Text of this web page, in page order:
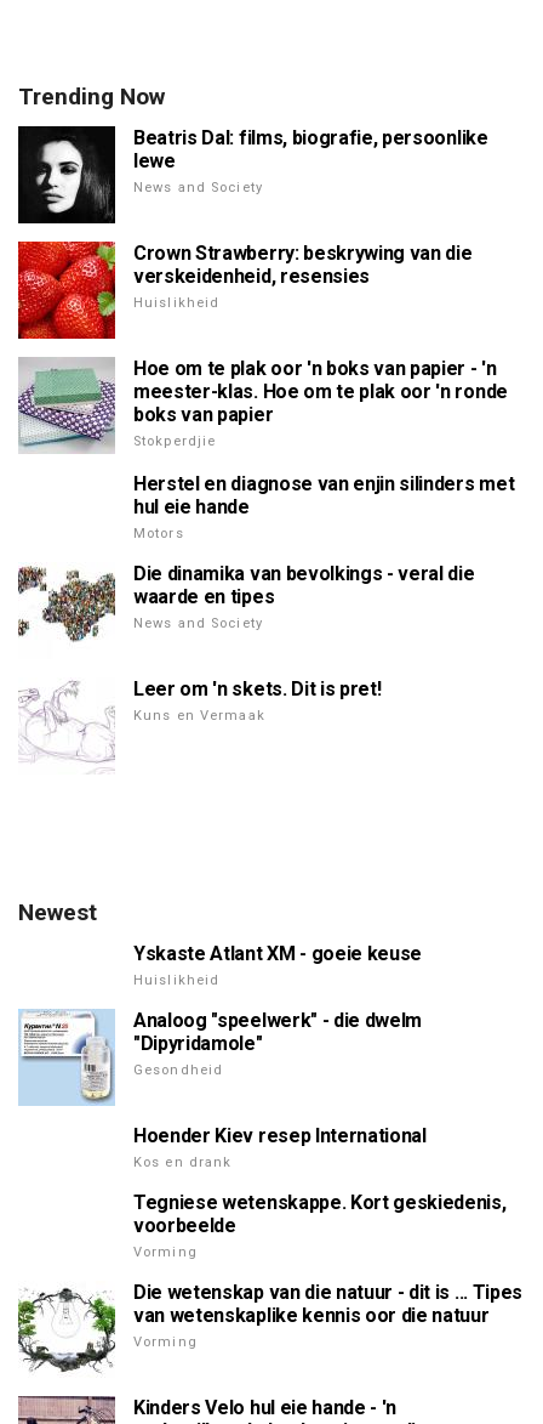
Trending Now
Beatris Dal: films, biografie, persoonlike
lewe
News and Society
Crown Strawberry: beskrywing van die
verskeidenheid, resensies
Huislikheid
Hoe om te plak oor 'n boks van papier - 'n
meester-klas. Hoe om te plak oor 'n ronde
boks van papier
Stokperdjie
Herstel en diagnose van enjin silinders met
hul eie hande
Motors
Die dinamika van bevolkings - veral die
waarde en tipes
News and Society
Leer om 'n skets. Dit is pret!
Kuns en Vermaak
Newest
Yskaste Atlant XM - goeie keuse
Huislikheid
Analoog "speelwerk" - die dwelm
"Dipyridamole"
Gesondheid
Hoender Kiev resep International
Kos en drank
Tegniese wetenskappe. Kort geskiedenis,
voorbeelde
Vorming
Die wetenskap van die natuur - dit is ... Tipes
van wetenskaplike kennis oor die natuur
Vorming
Kinders Velo hul eie hande - 'n